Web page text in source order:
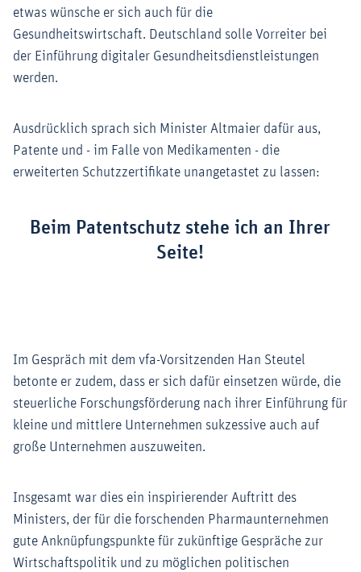
etwas wünsche er sich auch für die
Gesundheitswirtschaft. Deutschland solle Vorreiter bei
der Einführung digitaler Gesundheitsdienstleistungen
werden.
Ausdrücklich sprach sich Minister Altmaier dafür aus,
Patente und - im Falle von Medikamenten - die
erweiterten Schutzzertifikate unangetastet zu lassen:
Beim Patentschutz stehe ich an Ihrer
Seite!
Im Gespräch mit dem vfa-Vorsitzenden Han Steutel
betonte er zudem, dass er sich dafür einsetzen würde, die
steuerliche Forschungsförderung nach ihrer Einführung für
kleine und mittlere Unternehmen sukzessive auch auf
große Unternehmen auszuweiten.
Insgesamt war dies ein inspirierender Auftritt des
Ministers, der für die forschenden Pharmaunternehmen
gute Anknüpfungspunkte für zukünftige Gespräche zur
Wirtschaftspolitik und zu möglichen politischen